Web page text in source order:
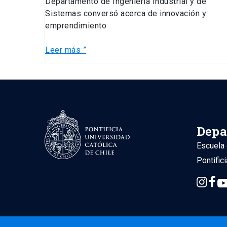
Sistemas conversó acerca de innovación y
emprendimiento
Leer más ”